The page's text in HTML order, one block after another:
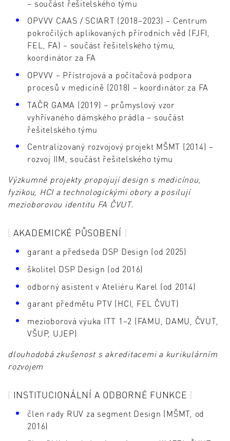
– součást řešitelského týmu
OPVVV CAAS / SCIART (2018–2023) – Centrum
pokročilých aplikovaných přírodních věd (FJFI,
FEL, FA) – součást řešitelského týmu,
koordinátor za FA
OPVVV – Přístrojová a počítačová podpora
procesů v medicíně (2018) – koordinátor za FA
TAČR GAMA (2019) – průmyslový vzor
vyhřívaného dámského prádla – součást
řešitelského týmu
Centralizovaný rozvojový projekt MŠMT (2014) –
rozvoj IIM, součást řešitelského týmu
Výzkumné projekty propojují design s medicínou,
fyzikou, HCI a technologickými obory a posilují
mezioborovou identitu FA ČVUT.
AKADEMICKÉ PŮSOBENÍ
garant a předseda DSP Design (od 2025)
školitel DSP Design (od 2016)
odborný asistent v Ateliéru Karel (od 2014)
garant předmětu PTV (HCI, FEL ČVUT)
mezioborová výuka ITT 1–2 (FAMU, DAMU, ČVUT,
VŠUP, UJEP)
dlouhodobá zkušenost s akreditacemi a kurikulárním
rozvojem
INSTITUCIONÁLNÍ A ODBORNÉ FUNKCE
člen rady RUV za segment Design (MŠMT, od
2016)